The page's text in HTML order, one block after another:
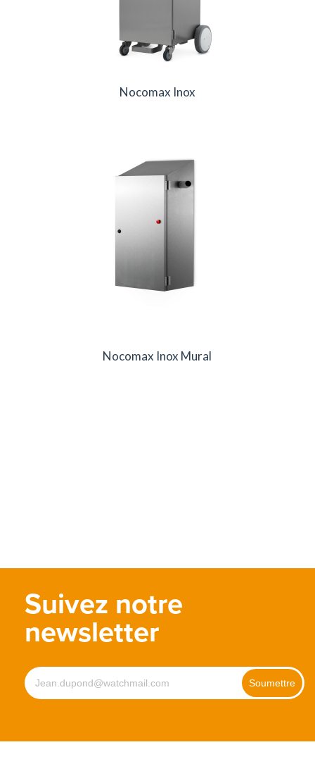
Nocomax Inox
Nocomax Inox Mural
Suivez notre
newsletter